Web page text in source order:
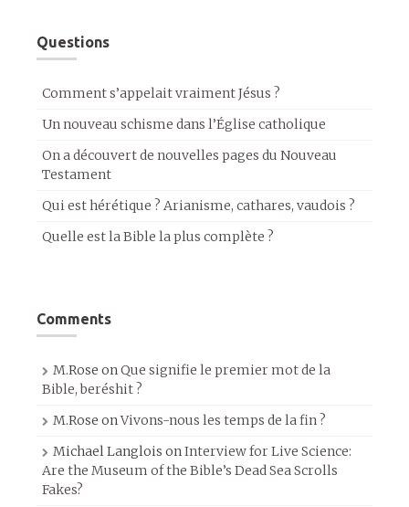
Questions
Comment s’appelait vraiment Jésus ?
Un nouveau schisme dans l’Église catholique
On a découvert de nouvelles pages du Nouveau
Testament
Qui est hérétique ? Arianisme, cathares, vaudois ?
Quelle est la Bible la plus complète ?
Comments
M.Rose onQue signifie le premier mot de la
Bible, beréshit ?
M.Rose onVivons-nous les temps de la fin ?
Michael Langlois onInterview for Live Science:
Are the Museum of the Bible’s Dead Sea Scrolls
Fakes?